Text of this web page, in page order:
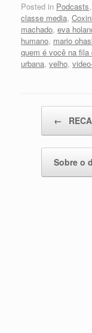
Posted in Podcasts,
classe media,
machado, eva
humano, mario
quem é você na fila
urbana, velho,
←
Sobre o